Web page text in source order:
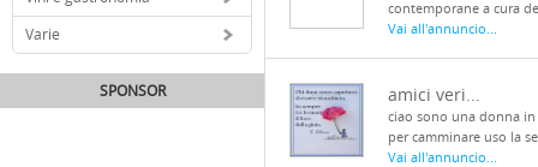
Varie
SPONSOR
contemporane a cura
Vai all'annuncio...
amici veri...
ciao sono una donna in
per camminare uso la
Vai all'annuncio...